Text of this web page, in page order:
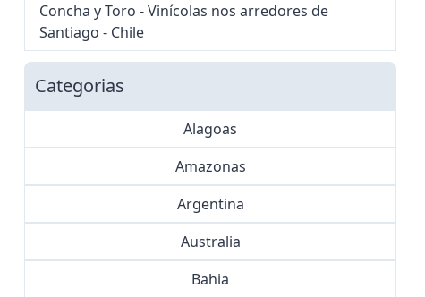
Concha y Toro - Vinícolas nos arredores de
Santiago - Chile
Categorias
Alagoas
Amazonas
Argentina
Australia
Bahia